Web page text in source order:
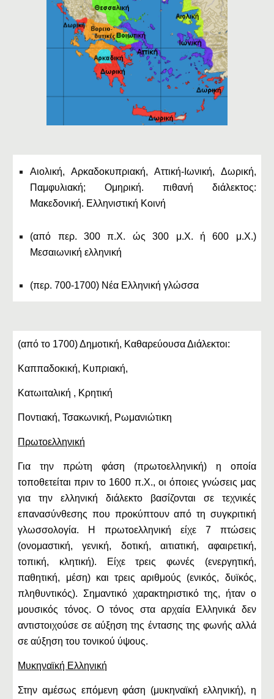
Αιολική, Αρκαδοκυπριακή, Αττική-Ιωνική, Δωρική,
Παμφυλιακή; Ομηρική. πιθανή διάλεκτος:
Μακεδονική. Ελληνιστική Κοινή
(από περ. 300 π.Χ. ώς 300 μ.Χ. ή 600 μ.Χ.)
Μεσαιωνική ελληνική
(περ. 700-1700) Νέα Ελληνική γλώσσα
(από το 1700) Δημοτική, Καθαρεύουσα Διάλεκτοι:
Καππαδοκική, Κυπριακή,
Κατωιταλική , Κρητική
Ποντιακή, Τσακωνική, Ρωμανιώτικη
Πρωτοελληνική
Για την πρώτη φάση (πρωτοελληνική) η οποία
τοποθετείται πριν το 1600 π.Χ., οι όποιες γνώσεις μας
για την ελληνική διάλεκτο βασίζονται σε τεχνικές
επανασύνθεσης που προκύπτουν από τη συγκριτική
γλωσσολογία. Η πρωτοελληνική είχε 7 πτώσεις
(ονομαστική, γενική, δοτική, αιτιατική, αφαιρετική,
τοπική, κλητική). Είχε τρεις φωνές (ενεργητική,
παθητική, μέση) και τρεις αριθμούς (ενικός, δυϊκός,
πληθυντικός). Σημαντικό χαρακτηριστικό της, ήταν ο
μουσικός τόνος. Ο τόνος στα αρχαία Ελληνικά δεν
αντιστοιχούσε σε αύξηση της έντασης της φωνής αλλά
σε αύξηση του τονικού ύψους.
Μυκηναϊκή Ελληνική
Στην αμέσως επόμενη φάση (μυκηναϊκή ελληνική), η